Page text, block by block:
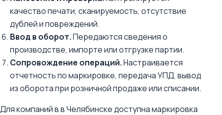
качество печати, сканируемость, отсутствие
дублей и повреждений.
Ввод в оборот.Передаются сведения о
производстве, импорте или отгрузке партии.
Сопровождение операций.Настраивается
отчетность по маркировке, передача УПД, вывод
из оборота при розничной продаже или списании.
Для компаний в в Челябинске доступна маркировка